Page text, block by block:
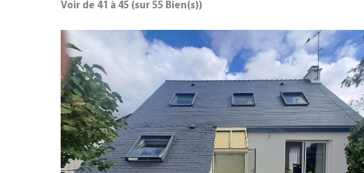
Voir de 41 à 45 (sur 55 Bien(s))